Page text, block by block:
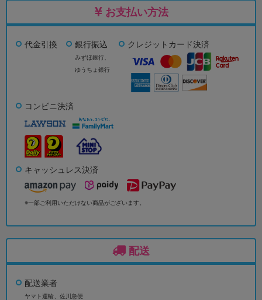
お支払い方法
代金引換 銀行振込
みずほ銀行、
ゆうちょ銀行
クレジットカード決済
コンビニ決済
キャッシュレス決済
※一部ご利用いただけない商品がございます。
配送
配送業者
ヤマト運輸、佐川急便